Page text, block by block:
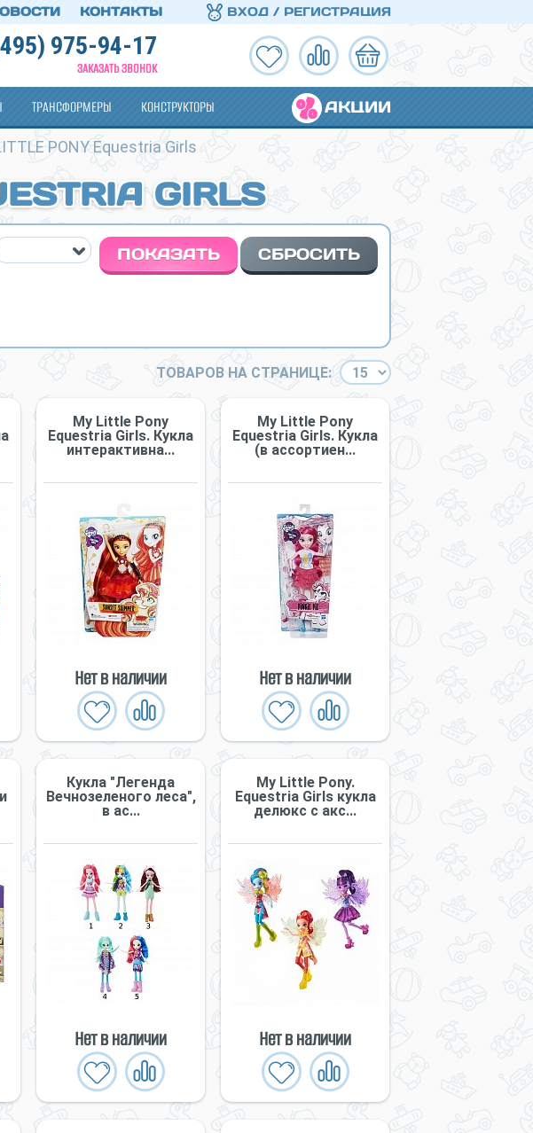
КОНТАКТЫ ВХОД / РЕГИСТРАЦИЯ
975-94-17
ЗАКАЗАТЬ ЗВОНОК
ТРАНСФОРМЕРЫ КОНСТРУКТОРЫ АКЦИИ
PONY Equestria Girls
GIRLS
ТОВАРОВ НА СТРАНИЦЕ:
My Little Pony
Equestria Girls. Кукла
интерактивна...
Нет в наличии
My Little Pony
Equestria Girls. Кукла
(в ассортиен...
Нет в наличии
Кукла "Легенда
Вечнозеленого леса",
в ас...
Нет в наличии
My Little Pony.
Equestria Girls кукла
делюкс с акс...
Нет в наличии